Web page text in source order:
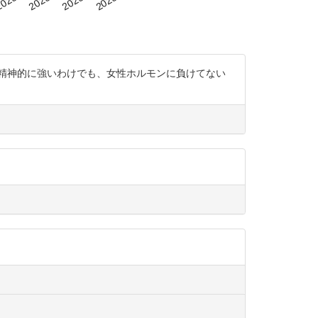
的に強いわけでも、女性ホルモンに負けてない